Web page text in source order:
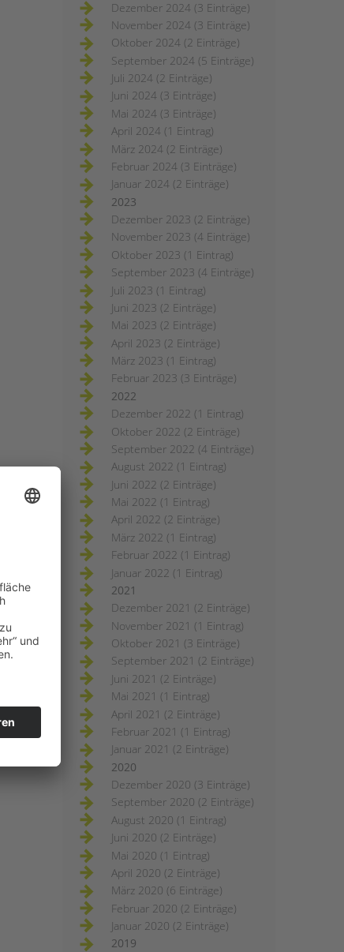
Dezember 2024 (3 Einträge)
November 2024 (3 Einträge)
Oktober 2024 (2 Einträge)
September 2024 (5 Einträge)
Juli 2024 (2 Einträge)
Juni 2024 (3 Einträge)
Mai 2024 (3 Einträge)
April 2024 (1 Eintrag)
März 2024 (2 Einträge)
Februar 2024 (3 Einträge)
Januar 2024 (2 Einträge)
2023
Dezember 2023 (2 Einträge)
November 2023 (4 Einträge)
Oktober 2023 (1 Eintrag)
September 2023 (4 Einträge)
Juli 2023 (1 Eintrag)
Juni 2023 (2 Einträge)
Mai 2023 (2 Einträge)
April 2023 (2 Einträge)
März 2023 (1 Eintrag)
Februar 2023 (3 Einträge)
2022
Dezember 2022 (1 Eintrag)
Oktober 2022 (2 Einträge)
September 2022 (4 Einträge)
August 2022 (1 Eintrag)
Juni 2022 (2 Einträge)
Mai 2022 (1 Eintrag)
April 2022 (2 Einträge)
März 2022 (1 Eintrag)
Februar 2022 (1 Eintrag)
Januar 2022 (1 Eintrag)
2021
Dezember 2021 (2 Einträge)
November 2021 (1 Eintrag)
Oktober 2021 (3 Einträge)
September 2021 (2 Einträge)
Juni 2021 (2 Einträge)
Mai 2021 (1 Eintrag)
April 2021 (2 Einträge)
Februar 2021 (1 Eintrag)
Januar 2021 (2 Einträge)
2020
Dezember 2020 (3 Einträge)
September 2020 (2 Einträge)
August 2020 (1 Eintrag)
Juni 2020 (2 Einträge)
Mai 2020 (1 Eintrag)
April 2020 (2 Einträge)
März 2020 (6 Einträge)
Februar 2020 (2 Einträge)
Januar 2020 (2 Einträge)
2019